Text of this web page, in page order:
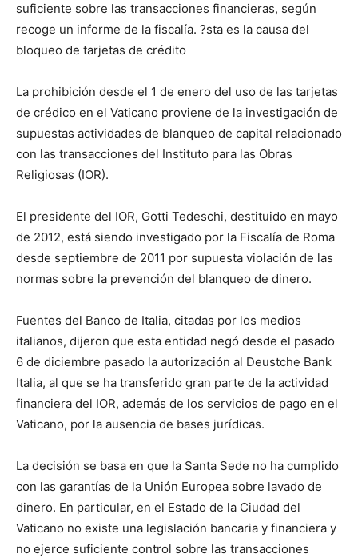
suficiente sobre las transacciones financieras, según
recoge un informe de la fiscalía. ?sta es la causa del
bloqueo de tarjetas de crédito
La prohibición desde el 1 de enero del uso de las tarjetas
de crédico en el Vaticano proviene de la investigación de
supuestas actividades de blanqueo de capital relacionado
con las transacciones del Instituto para las Obras
Religiosas (IOR).
El presidente del IOR, Gotti Tedeschi, destituido en mayo
de 2012, está siendo investigado por la Fiscalía de Roma
desde septiembre de 2011 por supuesta violación de las
normas sobre la prevención del blanqueo de dinero.
Fuentes del Banco de Italia, citadas por los medios
italianos, dijeron que esta entidad negó desde el pasado
6 de diciembre pasado la autorización al Deustche Bank
Italia, al que se ha transferido gran parte de la actividad
financiera del IOR, además de los servicios de pago en el
Vaticano, por la ausencia de bases jurídicas.
La decisión se basa en que la Santa Sede no ha cumplido
con las garantías de la Unión Europea sobre lavado de
dinero. En particular, en el Estado de la Ciudad del
Vaticano no existe una legislación bancaria y financiera y
no ejerce suficiente control sobre las transacciones